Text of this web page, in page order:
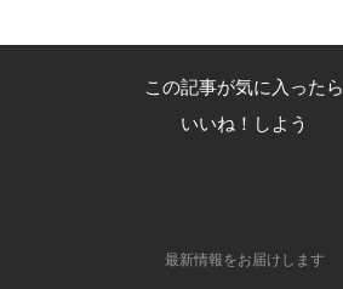
この記事が気に入ったら
いいね！しよう
最新情報をお届けします